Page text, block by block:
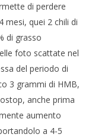
di perdere
mesi, quei 2 chili di
di grasso
foto scattate nel
del periodo di
3 grammi di HMB,
anche prima
aumento
a 4-5